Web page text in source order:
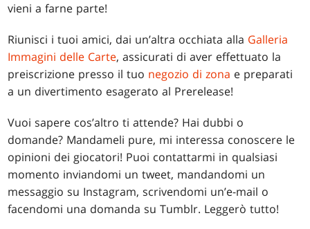
vieni a farne parte!
Riunisci i tuoi amici, dai un’altra occhiata alla Galleria
Immagini delle Carte, assicurati di aver effettuato la
preiscrizione presso il tuo negozio di zona e preparati
a un divertimento esagerato al Prerelease!
Vuoi sapere cos’altro ti attende? Hai dubbi o
domande? Mandameli pure, mi interessa conoscere le
opinioni dei giocatori! Puoi contattarmi in qualsiasi
momento inviandomi un tweet, mandandomi un
messaggio su Instagram, scrivendomi un’e-mail o
facendomi una domanda su Tumblr. Leggerò tutto!